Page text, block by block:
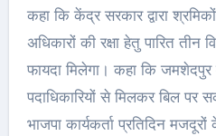
कहा कि केंद्र सरकार द्वारा
अधिकारों की रक्षा हेतु पारित
फायदा मिलेगा। कहा कि जमशेदपुर
पदाधिकारियों से मिलकर बिल पर
भाजपा कार्यकर्ता प्रतिदिन